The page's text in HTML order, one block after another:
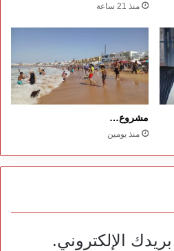
منذ 21 ساعة
مشروع…
منذ يومين
الإلكتروني.